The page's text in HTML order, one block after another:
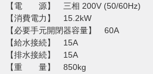
【電 源】 三相 200V (50/60Hz)
【消費電力】 15.2kW
【必要手元開閉器容量】 60A
【給水接続】 15A
【排水接続】 15A
【重 量】 850kg